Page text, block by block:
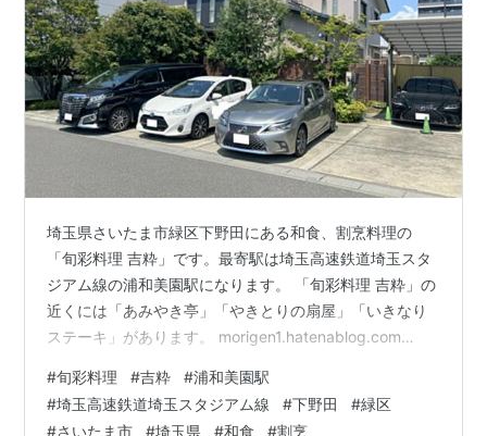
埼玉県さいたま市緑区下野田にある和食、割烹料理の
「旬彩料理 吉粋」です。最寄駅は埼玉高速鉄道埼玉スタ
ジアム線の浦和美園駅になります。 「旬彩料理 吉粋」の
近くには「あみやき亭」「やきとりの扇屋」「いきなり
ステーキ」があります。 morigen1.hatenablog.com
「旬彩料理 吉粋」へはランチタイムに行きました。 この
日はさいたま市で仕事で、昼食時は浦和美園のあたりに
#旬彩料理 #吉粋 #浦和美園駅
#埼玉高速鉄道埼玉スタジアム線 #下野田 #緑区
#さいたま市 #埼玉県 #和食 #割烹